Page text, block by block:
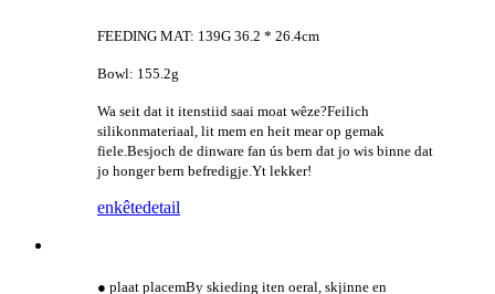
FEEDING MAT: 139G 36.2 * 26.4cm
Bowl: 155.2g
Wa seit dat it itenstiid saai moat wêze?Feilich
silikonmateriaal, lit mem en heit mear op gemak
fiele.Besjoch de dinware fan ús bern dat jo wis binne dat
jo honger bern befredigje.Yt lekker!
enkêtedetail
● plaat placemBy skieding iten oeral, skjinne en